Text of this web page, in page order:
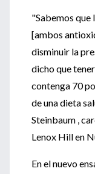
"Sabemos
[ambos
disminuir la
dicho que
contenga 70
de una dieta
Steinbaum ,
Lenox Hill en
En el nuevo